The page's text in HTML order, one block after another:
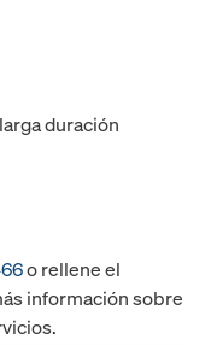
duración
o rellene el
información sobre